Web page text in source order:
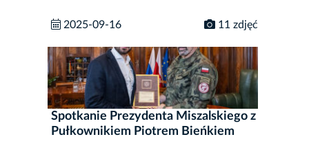
2025-09-16 11 zdjęć
Spotkanie Prezydenta Miszalskiego z
Pułkownikiem Piotrem Bieńkiem